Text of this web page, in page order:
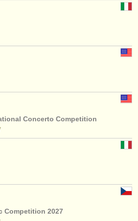
Concerto Competition
Competition 2027